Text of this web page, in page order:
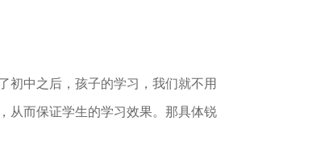
中之后，孩子的学习，我们就不用
从而保证学生的学习效果。那具体锐